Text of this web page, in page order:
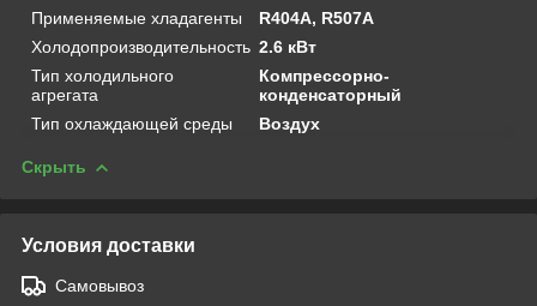
Применяемые хладагенты
R404A, R507A
Холодопроизводительность 2.6 кВт
Тип холодильного
агрегата
Компрессорно-
конденсаторный
Тип охлаждающей среды
Воздух
Скрыть
Условия доставки
Самовывоз